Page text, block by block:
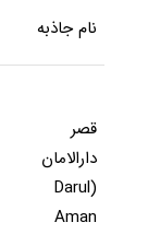
نام جاذبه
قصر
دارالامان
(Darul
Aman